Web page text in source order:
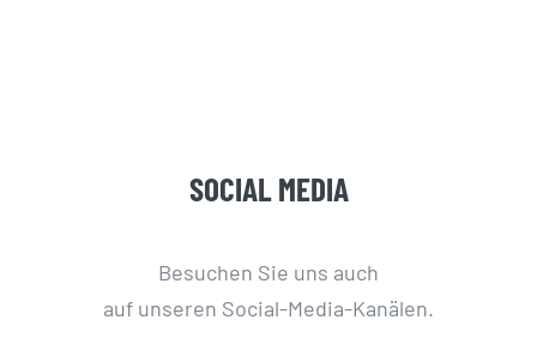
SOCIAL MEDIA
Besuchen Sie uns auch
auf unseren Social-Media-Kanälen.